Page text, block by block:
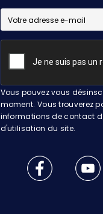
Vous pouvez vous
moment. Vous trouverez
informations de contact
d'utilisation du site.